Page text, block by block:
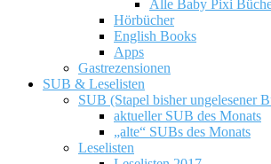
Alle Baby Pixi
Hörbücher
English Books
Apps
Gastrezensionen
SUB & Leselisten
SUB (Stapel bisher ungelesener
aktueller SUB des Monats
„alte“ SUBs des Monats
Leselisten